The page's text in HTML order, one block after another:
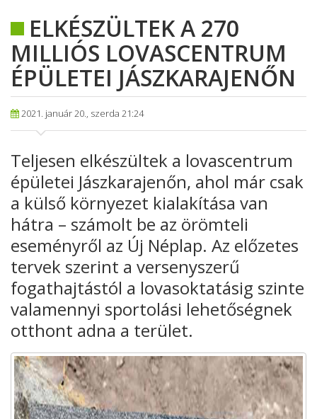
ELKÉSZÜLTEK A 270
MILLIÓS LOVASCENTRUM
ÉPÜLETEI JÁSZKARAJENŐN
2021. január 20., szerda 21:24
Teljesen elkészültek a lovascentrum
épületei Jászkarajenőn, ahol már csak
a külső környezet kialakítása van
hátra – számolt be az örömteli
eseményről az Új Néplap. Az előzetes
tervek szerint a versenyszerű
fogathajtástól a lovasoktatásig szinte
valamennyi sportolási lehetőségnek
otthont adna a terület.